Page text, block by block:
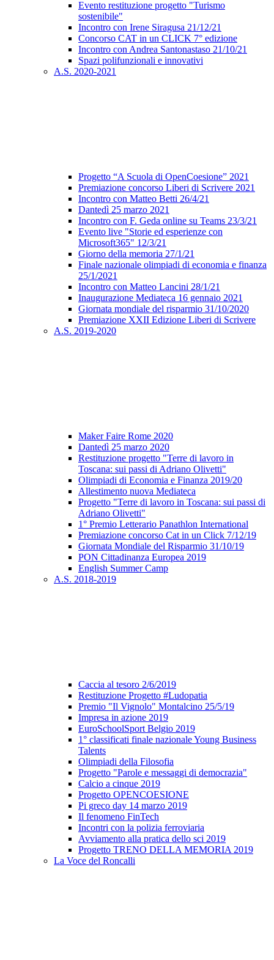
Evento restituzione progetto "Turismo
sostenibile"
Incontro con Irene Siragusa 21/12/21
Concorso CAT in un CLICK 7° edizione
Incontro con Andrea Santonastaso 21/10/21
Spazi polifunzionali e innovativi
A.S. 2020-2021
Progetto “A Scuola di OpenCoesione” 2021
Premiazione concorso Liberi di Scrivere 2021
Incontro con Matteo Betti 26/4/21
Dantedì 25 marzo 2021
Incontro con F. Geda online su Teams 23/3/21
Evento live "Storie ed esperienze con
Microsoft365" 12/3/21
Giorno della memoria 27/1/21
Finale nazionale olimpiadi di economia e finanza
25/1/2021
Incontro con Matteo Lancini 28/1/21
Inaugurazione Mediateca 16 gennaio 2021
Giornata mondiale del risparmio 31/10/2020
Premiazione XXII Edizione Liberi di Scrivere
A.S. 2019-2020
Maker Faire Rome 2020
Dantedì 25 marzo 2020
Restituzione progetto "Terre di lavoro in
Toscana: sui passi di Adriano Olivetti"
Olimpiadi di Economia e Finanza 2019/20
Allestimento nuova Mediateca
Progetto "Terre di lavoro in Toscana: sui passi di
Adriano Olivetti"
1° Premio Letterario Panathlon International
Premiazione concorso Cat in un Click 7/12/19
Giornata Mondiale del Risparmio 31/10/19
PON Cittadinanza Europea 2019
English Summer Camp
A.S. 2018-2019
Caccia al tesoro 2/6/2019
Restituzione Progetto #Ludopatia
Premio "Il Vignolo" Montalcino 25/5/19
Impresa in azione 2019
EuroSchoolSport Belgio 2019
1° classificati finale nazionale Young Business
Talents
Olimpiadi della Filosofia
Progetto "Parole e messaggi di democrazia"
Calcio a cinque 2019
Progetto OPENCOESIONE
Pi greco day 14 marzo 2019
Il fenomeno FinTech
Incontri con la polizia ferroviaria
Avviamento alla pratica dello sci 2019
Progetto TRENO DELLA MEMORIA 2019
La Voce del Roncalli